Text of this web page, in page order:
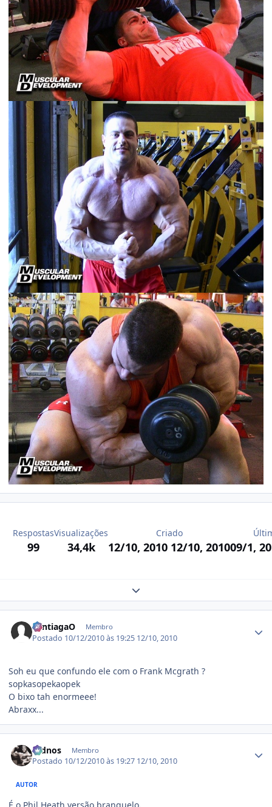
Respostas
99
Visualizações
34,4k
Criado
12/10, 2010 12/10, 201009/1,
Expand topic overview
SantiagaO Membro
Postado 10/12/2010 às 19:25 12/10, 2010
Soh eu que confundo ele com o Frank Mcgrath ?
sopkasopekaopek
O bixo tah enormeee!
Abraxx...
rednos Membro
Postado 10/12/2010 às 19:27 12/10, 2010
AUTOR